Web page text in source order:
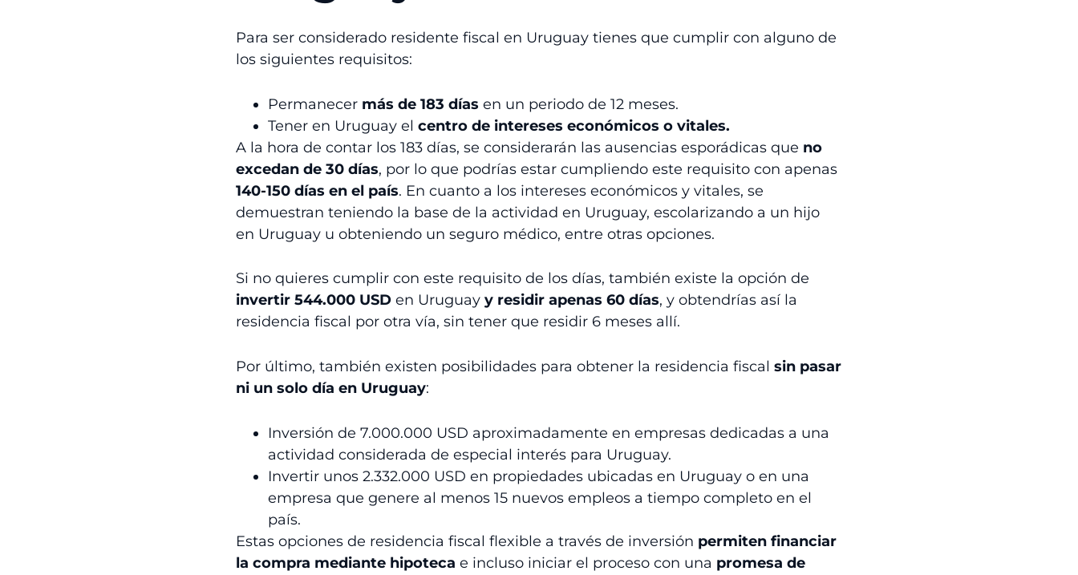
Para ser considerado residente fiscal en Uruguay tienes que cumplir con alguno de
los siguientes requisitos:
Permanecer más de 183 días en un periodo de 12 meses.
Tener en Uruguay elcentro de intereses económicos o vitales.
A la hora de contar los 183 días, se considerarán las ausencias esporádicas que no
excedan de 30 días, por lo que podrías estar cumpliendo este requisito con apenas
140-150 días en el país. En cuanto a los intereses económicos y vitales, se
demuestran teniendo la base de la actividad en Uruguay, escolarizando a un hijo
en Uruguay u obteniendo un seguro médico, entre otras opciones.
Si no quieres cumplir con este requisito de los días, también existe la opción de
invertir 544.000 USD en Uruguayy residir apenas 60 días, y obtendrías así la
residencia fiscal por otra vía, sin tener que residir 6 meses allí.
Por último, también existen posibilidades para obtener la residencia fiscalsin pasar
ni un solo día en Uruguay:
Inversión de 7.000.000 USD aproximadamente en empresas dedicadas a una
actividad considerada de especial interés para Uruguay.
Invertir unos 2.332.000 USD en propiedades ubicadas en Uruguay o en una
empresa que genere al menos 15 nuevos empleos a tiempo completo en el
país.
Estas opciones de residencia fiscal flexible a través de inversión permiten financiar
la compra mediante hipotecae incluso iniciar el proceso con una promesa de